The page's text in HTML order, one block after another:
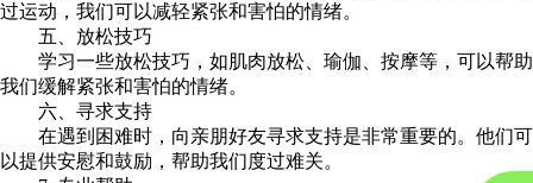
过运动，我们可以减轻紧张和害怕的情绪。
五、放松技巧
学习一些放松技巧，如肌肉放松、瑜伽、按摩等，可以帮助
我们缓解紧张和害怕的情绪。
六、寻求支持
在遇到困难时，向亲朋好友寻求支持是非常重要的。他们可
以提供安慰和鼓励，帮助我们度过难关。